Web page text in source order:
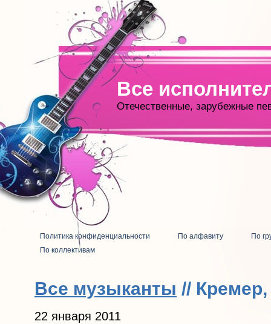
Все
Отечественные, зарубежные
Политика конфиденциальности По алфавиту
По
По коллективам
Все музыканты //
22 января 2011